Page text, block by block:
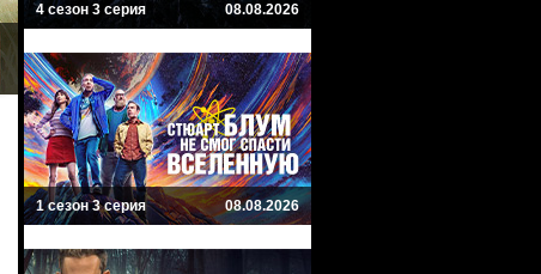
4 сезон 3 серия 08.08.2026
1 сезон 3 серия 08.08.2026